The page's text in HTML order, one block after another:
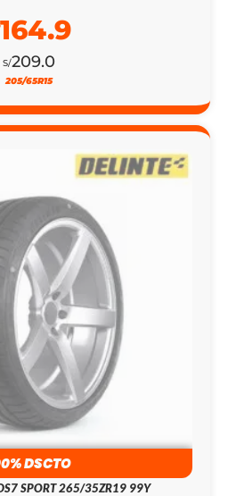
S/209.0
164.9
205/65R15
DSCTO
SPORT 265/35ZR19 99Y